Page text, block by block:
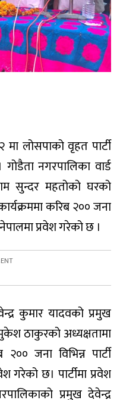
मा लोसपाको वृहत पार्टी
नगरपालिका वार्ड
सुन्दर महतोको घरको
करिब २०० जना
नेपालमा प्रवेश गरेको छ ।
कुमार यादवको प्रमुख
ठाकुरको अध्यक्षतामा
जना विभिन्न पार्टी
गरेको छ। पार्टीमा प्रवेश
प्रमुख देवेन्द्र